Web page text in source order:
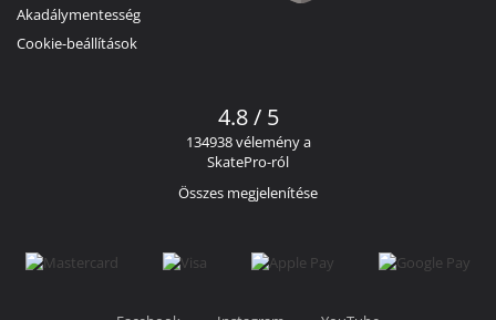
Akadálymentesség
Cookie-beállítások
4.8 / 5
134938 vélemény a
SkatePro-ról
Összes megjelenítése